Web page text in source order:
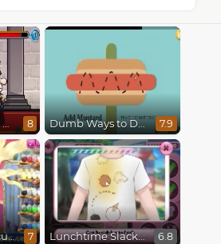
Murder : To Kill or Not to Kill 8 Dumb Ways to Die 7.9
Aurora Real Haircuts 7 Lunchtime Slacking 6.8